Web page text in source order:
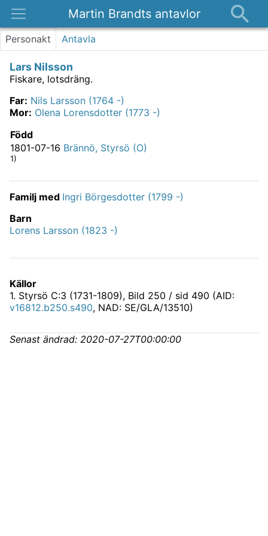
Martin Brandts antavlor
Platser
Om
Kontakt
Personakt Antavla
Lars Nilsson
Fiskare, lotsdräng.
Far: Nils Larsson (1764 -)
Mor: Olena Lorensdotter (1773 -)
Född
1801-07-16 Brännö, Styrsö (O)
1)
Familj med Ingri Börgesdotter (1799 -)
Barn
Lorens Larsson (1823 -)
Källor
1. Styrsö C:3 (1731-1809), Bild 250 / sid 490 (AID:
v16812.b250.s490, NAD: SE/GLA/13510)
Senast ändrad: 2020-07-27T00:00:00